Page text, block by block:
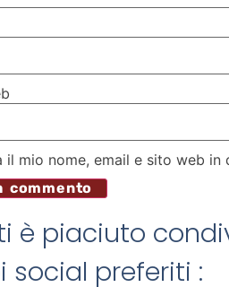
il mio nome, email e sito web
è piaciuto
social preferiti :